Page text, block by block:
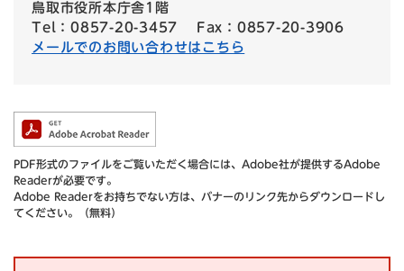
鳥取市役所本庁舎1階
Tel：0857-20-3457
Fax：0857-20-3906
メールでのお問い合わせはこちら
PDF形式のファイルをご覧いただく場合には、Adobe社が提供するAdobe
Readerが必要です。
Adobe Readerをお持ちでない方は、バナーのリンク先からダウンロードし
てください。（無料）